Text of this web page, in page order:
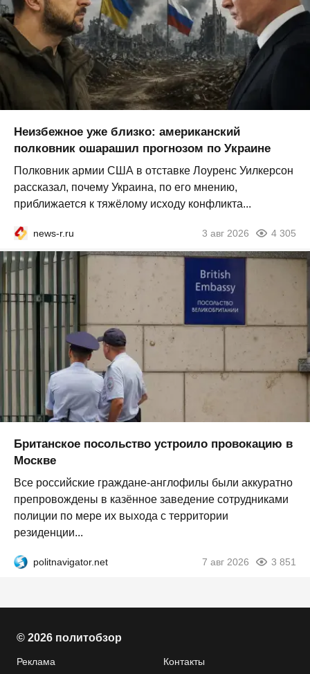
Неизбежное уже близко: американский
полковник ошарашил прогнозом по Украине
Полковник армии США в отставке Лоуренс Уилкерсон
рассказал, почему Украина, по его мнению,
приближается к тяжёлому исходу конфликта...
news-r.ru 3 авг 2026 4 305
Британское посольство устроило провокацию в
Москве
Все российские граждане-англофилы были аккуратно
препровождены в казённое заведение сотрудниками
полиции по мере их выхода с территории
резиденции...
politnavigator.net 7 авг 2026 3 851
© 2026 политобзор
Реклама Контакты